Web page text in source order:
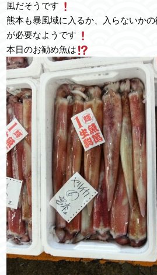
風だそうです
熊本も暴風域に入るか、入らないか
が必要なようです
本日のお勧め魚は